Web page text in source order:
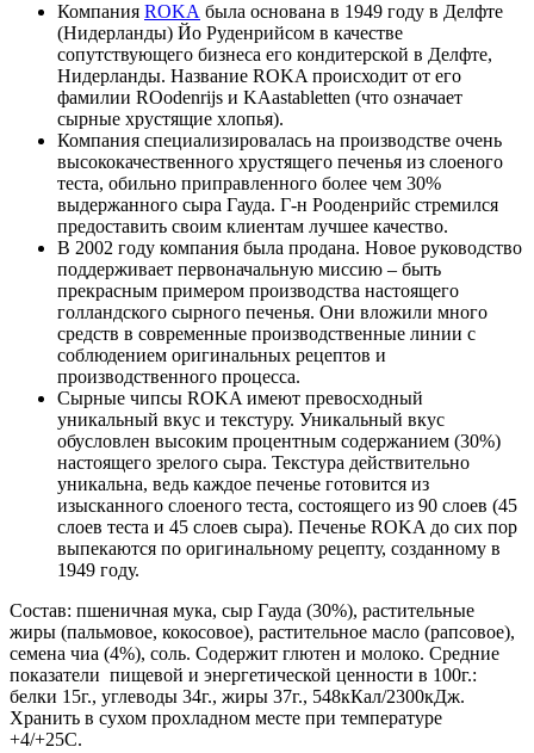
Компания ROKA была основана в 1949 году в Делфте
(Нидерланды) Йо Руденрийсом в качестве
сопутствующего бизнеса его кондитерской в ​​Делфте,
Нидерланды. Название ROKA происходит от его
фамилии ROodenrijs и KAastabletten (что означает
сырные хрустящие хлопья).
Компания специализировалась на производстве очень
высококачественного хрустящего печенья из слоеного
теста, обильно приправленного более чем 30%
выдержанного сыра Гауда. Г-н Рооденрийс стремился
предоставить своим клиентам лучшее качество.
В 2002 году компания была продана. Новое руководство
поддерживает первоначальную миссию – быть
прекрасным примером производства настоящего
голландского сырного печенья. Они вложили много
средств в современные производственные линии с
соблюдением оригинальных рецептов и
производственного процесса.
Сырные чипсы ROKA имеют превосходный
уникальный вкус и текстуру. Уникальный вкус
обусловлен высоким процентным содержанием (30%)
настоящего зрелого сыра. Текстура действительно
уникальна, ведь каждое печенье готовится из
изысканного слоеного теста, состоящего из 90 слоев (45
слоев теста и 45 слоев сыра). Печенье ROKA до сих пор
выпекаются по оригинальному рецепту, созданному в
1949 году.
Состав: пшеничная мука, сыр Гауда (30%), растительные
жиры (пальмовое, кокосовое), растительное масло (рапсовое),
семена чиа (4%), соль. Содержит глютен и молоко. Средние
показатели пищевой и энергетической ценности в 100г.:
белки 15г., углеводы 34г., жиры 37г., 548кКал/2300кДж.
Хранить в сухом прохладном месте при температуре
+4/+25C.